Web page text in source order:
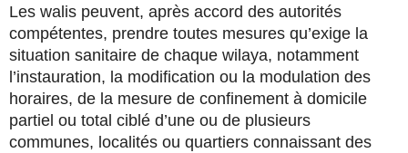
Les walis peuvent, après accord des autorités
compétentes, prendre toutes mesures qu’exige la
situation sanitaire de chaque wilaya, notamment
l’instauration, la modification ou la modulation des
horaires, de la mesure de confinement à domicile
partiel ou total ciblé d’une ou de plusieurs
communes, localités ou quartiers connaissant des